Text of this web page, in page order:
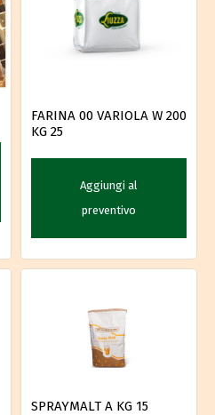
FARINA 00 VARIOLA W 200
KG 25
Aggiungi al
preventivo
SPRAYMALT A KG 15